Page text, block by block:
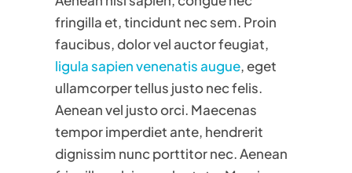
fringilla et, tincidunt nec sem. Proin
faucibus, dolor vel auctor feugiat,
ligula sapien venenatis augue, eget
ullamcorper tellus justo nec felis.
Aenean vel justo orci. Maecenas
tempor imperdiet ante, hendrerit
dignissim nunc porttitor nec. Aenean